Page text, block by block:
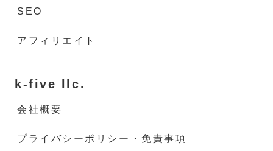
SEO
アフィリエイト
k-five llc.
会社概要
プライバシーポリシー・免責事項